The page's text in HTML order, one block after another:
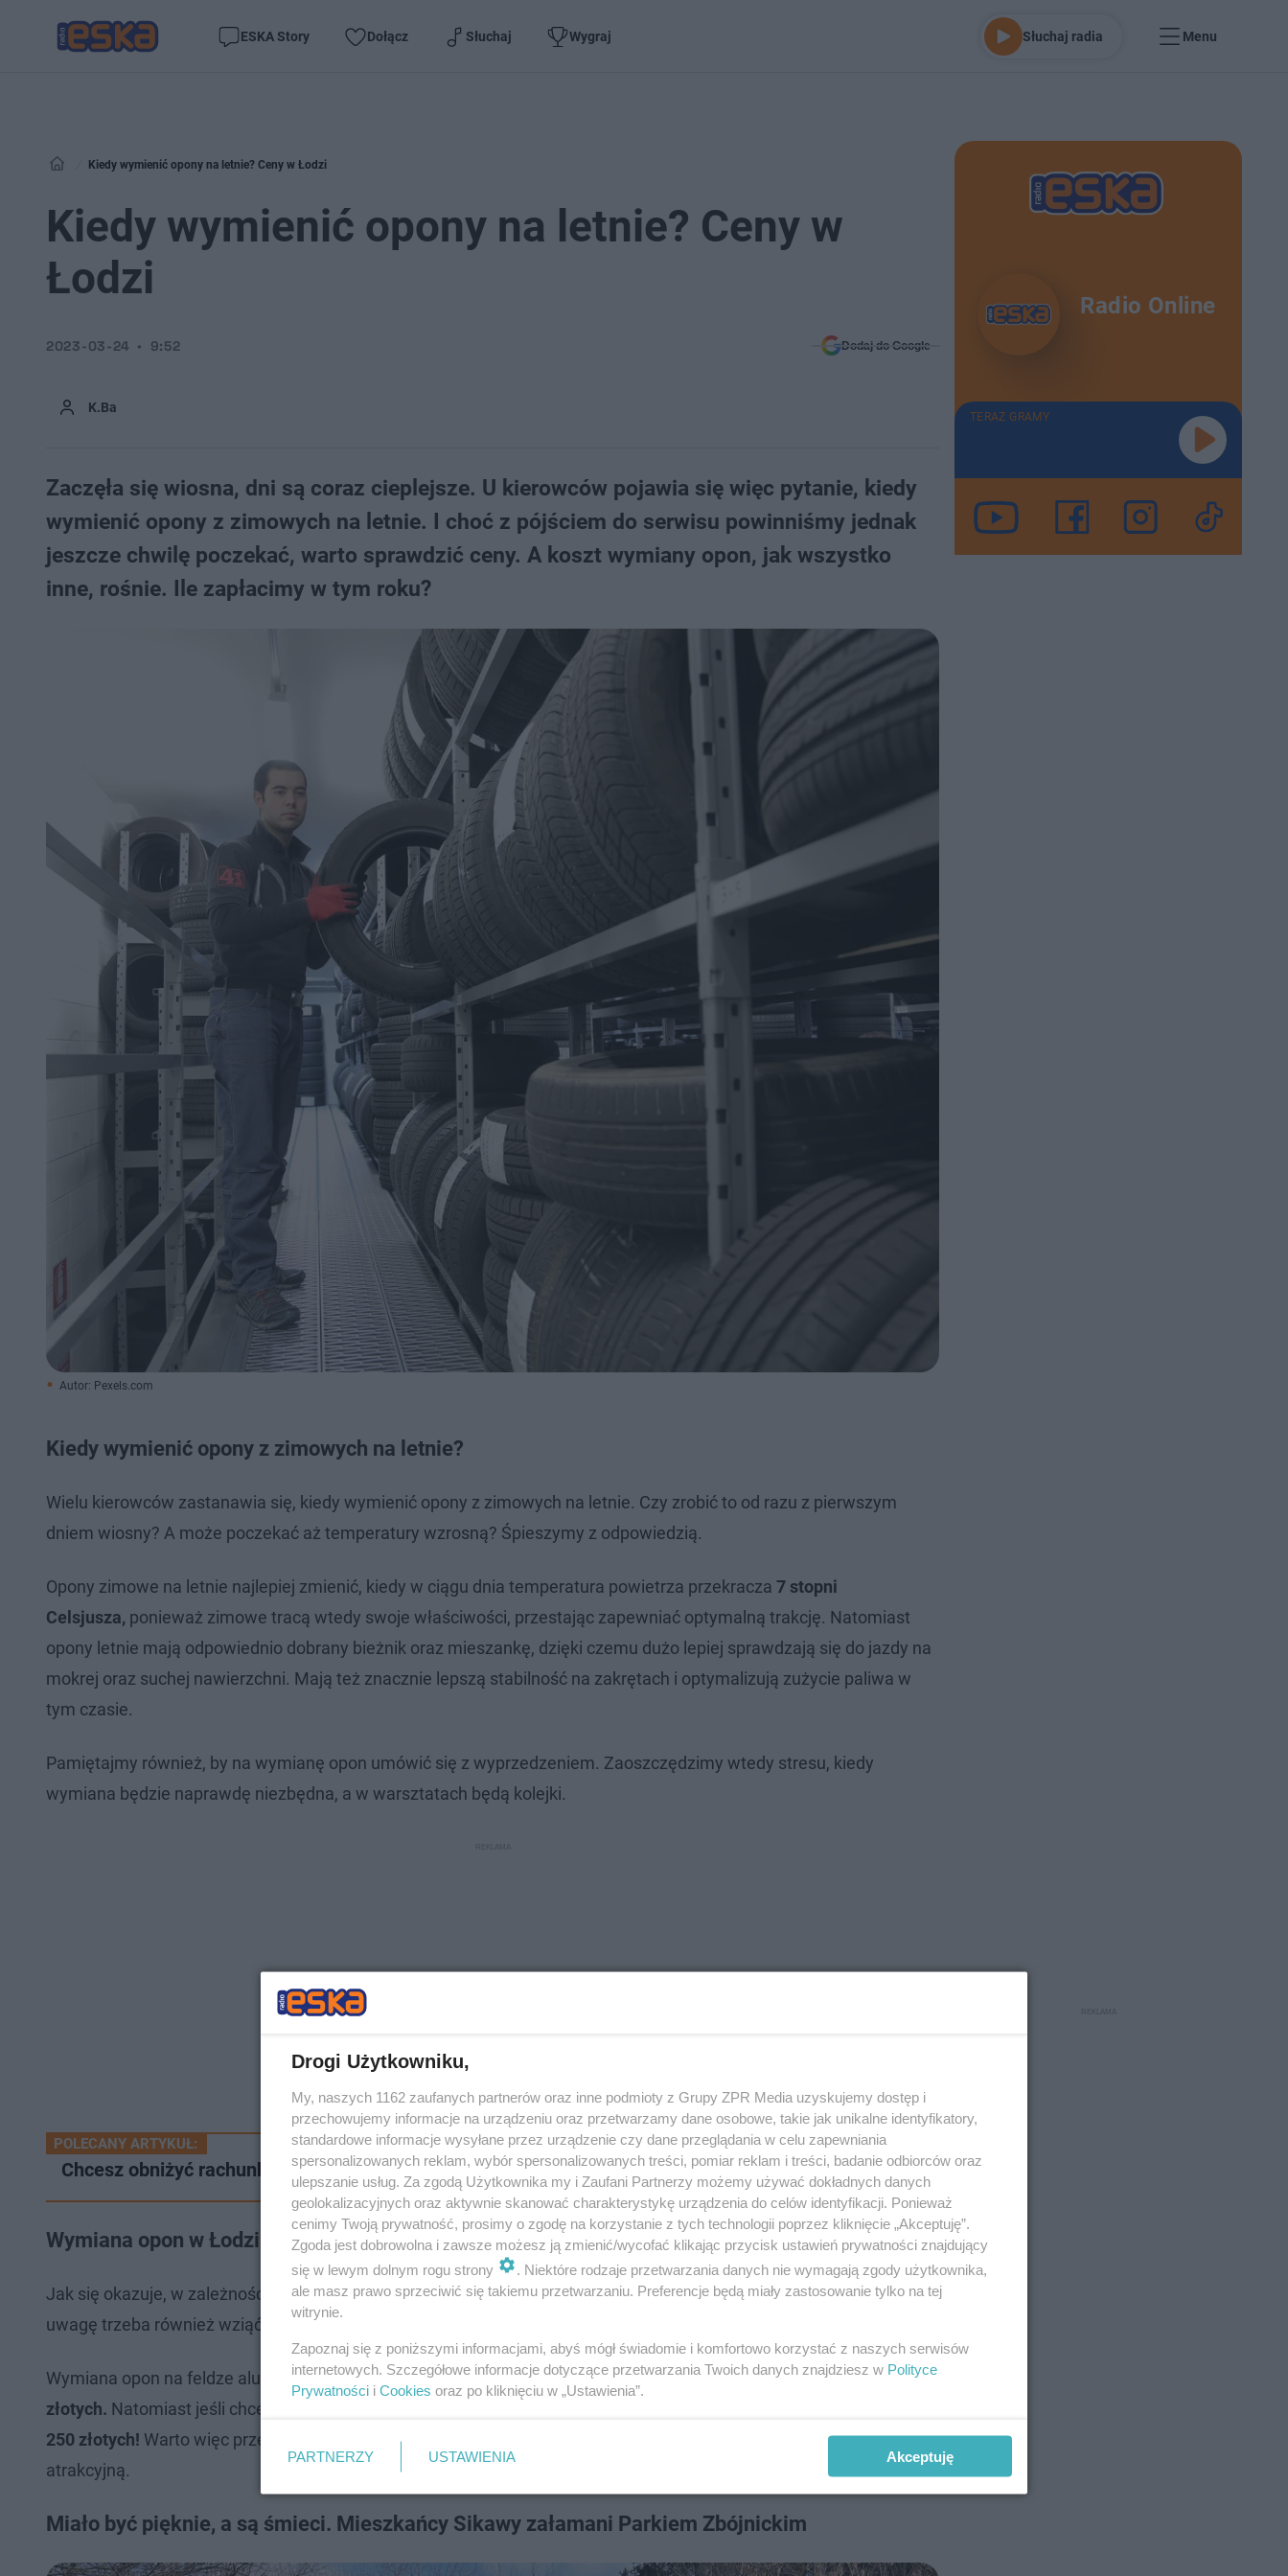
ESKA Story Dołącz Słuchaj Wygraj Słuchaj radia Menu
Kiedy wymienić opony na letnie? Ceny w Łodzi
Kiedy wymienić opony na letnie? Ceny w
Łodzi
K.Ba
2023-03-24 9:52 Dodaj do Google
Zaczęła się wiosna, dni są coraz cieplejsze. U kierowców pojawia się więc pytanie, kiedy
wymienić opony z zimowych na letnie. I choć z pójściem do serwisu powinniśmy jednak
jeszcze chwilę poczekać, warto sprawdzić ceny. A koszt wymiany opon, jak wszystko
inne, rośnie. Ile zapłacimy w tym roku?
Autor: Pexels.com
Kiedy wymienić opony z zimowych na letnie?
Wielu kierowców zastanawia się, kiedy wymienić opony z zimowych na letnie. Czy zrobić to od razu z pierwszym
dniem wiosny? A może poczekać aż temperatury wzrosną? Śpieszymy z odpowiedzią.
Opony zimowe na letnie najlepiej zmienić, kiedy w ciągu dnia temperatura powietrza przekracza 7 stopni
Celsjusza, ponieważ zimowe tracą wtedy swoje właściwości, przestając zapewniać optymalną trakcję. Natomiast
opony letnie mają odpowiednio dobrany bieżnik oraz mieszankę, dzięki czemu dużo lepiej sprawdzają się do jazdy na
mokrej oraz suchej nawierzchni. Mają też znacznie lepszą stabilność na zakrętach i optymalizują zużycie paliwa w
tym czasie.
Pamiętajmy również, by na wymianę opon umówić się z wyprzedzeniem. Zaoszczędzimy wtedy stresu, kiedy
wymiana będzie naprawdę niezbędna, a w warsztatach będą kolejki.
POLECANY ARTYKUŁ:
Chcesz obniżyć rachunki za prąd? Zobacz, które urządzenia pobierają prąd nawet …
Wymiana opon w Łodzi. CENY
Jak się okazuje, w zależności od serwisu, ceny wymiany opon z zimowych na letnie są bardzo zróżnicowane. Pod
uwagę trzeba również wziąć wielkość opony. Mniej zapłacimy też za felgę stalową, więcej za aluminiową.
Wymiana opon na feldze aluminiowej 15'' do koszt zaczynający się od80-90 złotych, 16'' -od 100 do 150
złotych. Natomiast jeśli chcemy wymienić opony na feldze aluminiowej 17'', ceny wahają się od
250 złotych! Warto więc przed zapisaniem się na wizytę, zorientować się, gdzie są jakie ceny i wybrać tę najbardziej
atrakcyjną.
Miało być pięknie, a są śmieci. Mieszkańcy Sikawy załamani Parkiem Zbójnickim
Radio Online
TERAZ GRAMY
Drogi Użytkowniku,
My, naszych 1162 zaufanych partnerów oraz inne podmioty z Grupy ZPR Media uzyskujemy dostęp i
przechowujemy informacje na urządzeniu oraz przetwarzamy dane osobowe, takie jak unikalne identyfikatory,
standardowe informacje wysyłane przez urządzenie czy dane przeglądania w celu zapewniania
spersonalizowanych reklam, wybór spersonalizowanych treści, pomiar reklam i treści, badanie odbiorców oraz
ulepszanie usług. Za zgodą Użytkownika my i Zaufani Partnerzy możemy używać dokładnych danych
geolokalizacyjnych oraz aktywnie skanować charakterystykę urządzenia do celów identyfikacji. Ponieważ
cenimy Twoją prywatność, prosimy o zgodę na korzystanie z tych technologii poprzez kliknięcie „Akceptuję”.
Zgoda jest dobrowolna i zawsze możesz ją zmienić/wycofać klikając przycisk ustawień prywatności znajdujący
się w lewym dolnym rogu strony
. Niektóre rodzaje przetwarzania danych nie wymagają zgody użytkownika,
ale masz prawo sprzeciwić się takiemu przetwarzaniu. Preferencje będą miały zastosowanie tylko na tej
witrynie.
Zapoznaj się z poniższymi informacjami, abyś mógł świadomie i komfortowo korzystać z naszych serwisów
internetowych. Szczegółowe informacje dotyczące przetwarzania Twoich danych znajdziesz w Polityce
Prywatności i Cookies oraz po kliknięciu w „Ustawienia”.
PARTNERZY USTAWIENIA Akceptuję